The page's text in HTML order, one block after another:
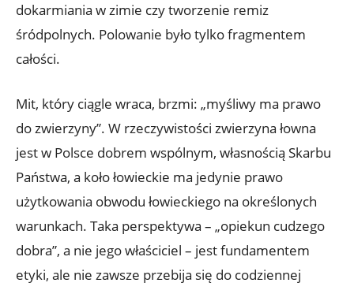
dokarmiania w zimie czy tworzenie remiz
śródpolnych. Polowanie było tylko fragmentem
całości.
Mit, który ciągle wraca, brzmi: „myśliwy ma prawo
do zwierzyny”. W rzeczywistości zwierzyna łowna
jest w Polsce dobrem wspólnym, własnością Skarbu
Państwa, a koło łowieckie ma jedynie prawo
użytkowania obwodu łowieckiego na określonych
warunkach. Taka perspektywa – „opiekun cudzego
dobra”, a nie jego właściciel – jest fundamentem
etyki, ale nie zawsze przebija się do codziennej